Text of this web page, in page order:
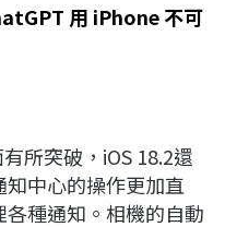
用 iPhone 不可
所突破，iOS 18.2還
中心的操作更加直
種通知。相機的自動